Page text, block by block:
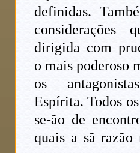
definidas.
considerações
dirigida com
o mais poderoso
os
Espírita. Todos
se-ão de
quais a sã razão